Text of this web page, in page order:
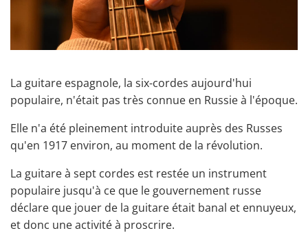
La guitare espagnole, la six-cordes aujourd'hui
populaire, n'était pas très connue en Russie à l'époque.
Elle n'a été pleinement introduite auprès des Russes
qu'en 1917 environ, au moment de la révolution.
La guitare à sept cordes est restée un instrument
populaire jusqu'à ce que le gouvernement russe
déclare que jouer de la guitare était banal et ennuyeux,
et donc une activité à proscrire.